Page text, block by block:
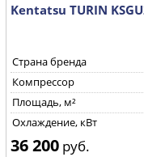
Kentatsu TURIN
Страна бренда
Компрессор
Площадь, м²
Охлаждение, кВт
36 200 руб.